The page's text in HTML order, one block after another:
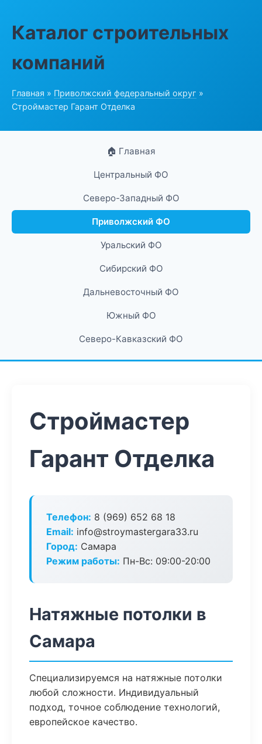
Каталог строительных
компаний
Главная » Приволжский федеральный округ »
Строймастер Гарант Отделка
🏠 Главная
Центральный ФО
Северо-Западный ФО
Приволжский ФО
Уральский ФО
Сибирский ФО
Дальневосточный ФО
Южный ФО
Северо-Кавказский ФО
Строймастер
Гарант Отделка
Телефон: 8 (969) 652 68 18
Email: info@stroymastergara33.ru
Город: Самара
Режим работы: Пн-Вс: 09:00-20:00
Натяжные потолки в
Самара
Специализируемся на натяжные потолки
любой сложности. Индивидуальный
подход, точное соблюдение технологий,
европейское качество.